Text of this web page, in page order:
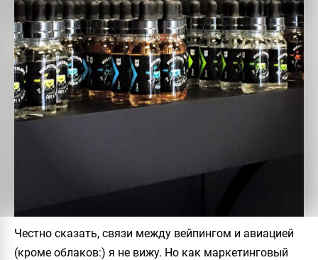
Честно сказать, связи между вейпингом и авиацией
(кроме облаков:) я не вижу. Но как маркетинговый